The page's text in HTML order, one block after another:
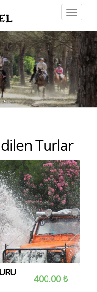
Turlar
400.00 ₺